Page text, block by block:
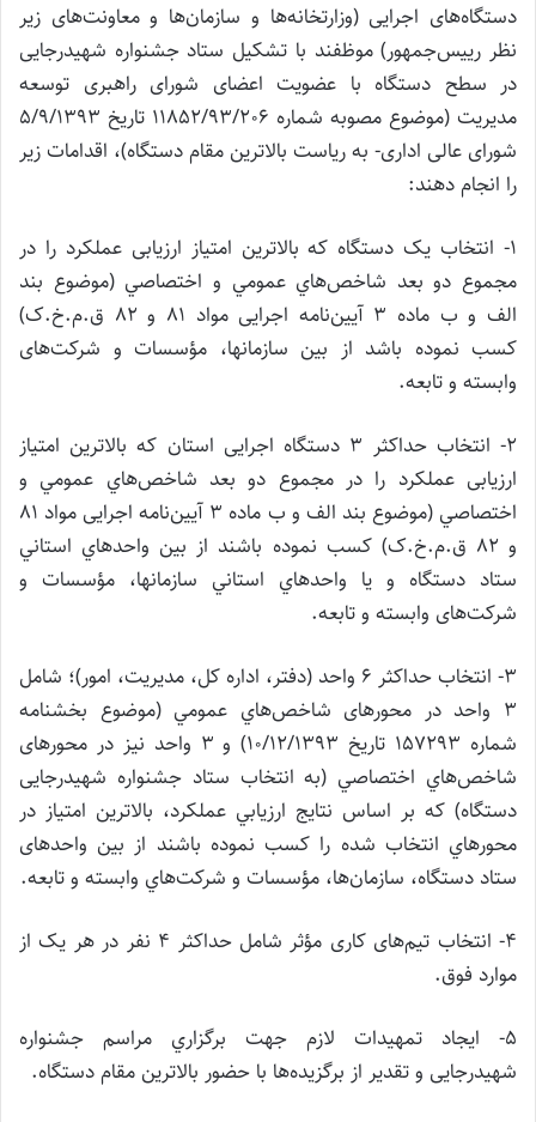
دستگاه‌های اجرایی (وزارتخانه‌ها و سازمان‌ها و معاونت‌های زیر
نظر رییس‌جمهور) موظفند با تشکیل ستاد جشنواره شهیدرجایی
در سطح دستگاه با عضویت اعضای شورای راهبری توسعه
مدیریت (موضوع مصوبه شماره 11852/93/206 تاریخ 5/9/1393
شورای عالی اداری- به ریاست بالاترین مقام دستگاه)، اقدامات زیر
را انجام دهند:
1- انتخاب یک دستگاه که بالاترین امتیاز ارزیابی عملکرد را در
مجموع دو بعد شاخص‌هاي عمومي ‌و اختصاصي (موضوع بند
الف و ب ماده 3 آیین‌نامه اجرایی مواد 81 و 82 ق.م.خ.ک)
كسب نموده‌ باشد از بین سازمانها، مؤسسات و شركت‌های
وابسته و تابعه.
2- انتخاب حداکثر 3 دستگاه اجرایی استان که بالاترين امتياز
ارزیابی عملکرد را در مجموع دو بعد شاخص‌هاي عمومي ‌و
اختصاصي (موضوع بند الف و ب ماده 3 آیین‌نامه اجرایی مواد 81
و 82 ق.م.خ.ک) كسب نموده ‌باشند از بین واحدهاي استاني
ستاد دستگاه و يا واحدهاي استاني سازمانها، مؤسسات و
شركت‌های وابسته و تابعه.
3- انتخاب حداكثر 6 واحد (دفتر، اداره کل، مدیریت، امور)؛ شامل
3 واحد در محورهای شاخص‌هاي عمومي (موضوع بخشنامه
شماره 157293 تاريخ 10/12/1393) و 3 واحد نيز در محورهای
شاخص‌هاي اختصاصي (به انتخاب ستاد جشنواره شهیدرجایی
دستگاه) که بر اساس نتايج ارزيابي عملكرد، بالاترين امتياز در
محورهاي انتخاب شده را كسب نموده ‌باشند از بين واحدهای
ستاد دستگاه، سازمان‌ها، مؤسسات و شركت‌هاي وابسته و تابعه.
4- انتخاب تیم‌های کاری مؤثر شامل حداکثر 4 نفر در هر یک از
موارد فوق.
5- ايجاد تمهيدات لازم جهت برگزاري مراسم جشنواره
شهیدرجایی و تقدير از برگزيده‌ها با حضور بالاترین مقام دستگاه.